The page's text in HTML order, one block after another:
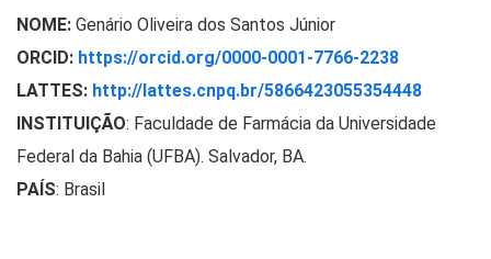
NOME: Genário Oliveira dos Santos Júnior
ORCID: https://orcid.org/0000-0001-7766-2238
LATTES: http://lattes.cnpq.br/5866423055354448
INSTITUIÇÃO: Faculdade de Farmácia da Universidade
Federal da Bahia (UFBA). Salvador, BA.
PAÍS: Brasil